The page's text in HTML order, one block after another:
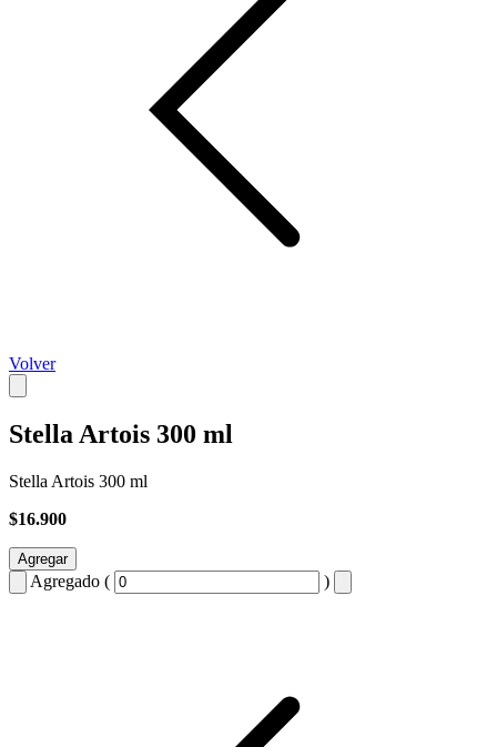
Volver
Stella Artois 300 ml
Stella Artois 300 ml
$16.900
Agregar
Agregado ( )